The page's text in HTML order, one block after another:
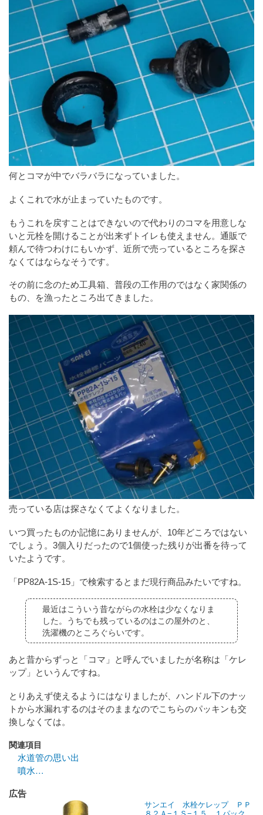
何とコマが中でバラバラになっていました。
よくこれで水が止まっていたものです。
もうこれを戻すことはできないので代わりのコマを用意しな
いと元栓を開けることが出来ずトイレも使えません。通販で
頼んで待つわけにもいかず、近所で売っているところを探さ
なくてはならなそうです。
その前に念のため工具箱、普段の工作用のではなく家関係の
もの、を漁ったところ出てきました。
売っている店は探さなくてよくなりました。
いつ買ったものか記憶にありませんが、10年どころではない
でしょう。3個入りだったので1個使った残りが出番を待って
いたようです。
「PP82A-1S-15」で検索するとまだ現行商品みたいですね。
最近はこういう昔ながらの水栓は少なくなりま
した。うちでも残っているのはこの屋外のと、
洗濯機のところぐらいです。
あと昔からずっと「コマ」と呼んでいましたが名称は「ケレ
ップ」というんですね。
とりあえず使えるようにはなりましたが、ハンドル下のナッ
トから水漏れするのはそのままなのでこちらのパッキンも交
換しなくては。
関連項目
水道管の思い出
噴水…
広告
サンエイ 水栓ケレップ ＰＰ